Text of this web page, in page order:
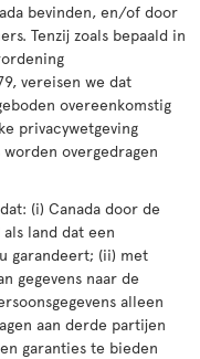
bevinden, en/of door
Tenzij zoals bepaald in
vereisen we dat
overeenkomstig
privacywetgeving
overgedragen
(i) Canada door de
land dat een
garandeert; (ii) met
gegevens naar de
alleen
aan derde partijen
garanties te bieden